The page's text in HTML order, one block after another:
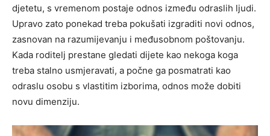
djetetu, s vremenom postaje odnos između odraslih ljudi.
Upravo zato ponekad treba pokušati izgraditi novi odnos,
zasnovan na razumijevanju i međusobnom poštovanju.
Kada roditelj prestane gledati dijete kao nekoga koga
treba stalno usmjeravati, a počne ga posmatrati kao
odraslu osobu s vlastitim izborima, odnos može dobiti
novu dimenziju.